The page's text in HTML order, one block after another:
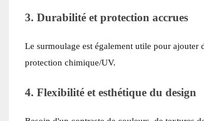
3. Durabilité et protection accrues
Le surmoulage est également utile pour
protection chimique/UV.
4. Flexibilité et esthétique du design